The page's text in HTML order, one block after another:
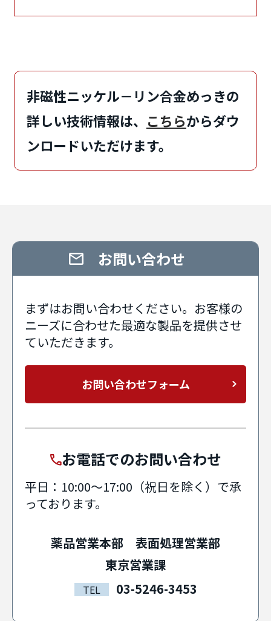
非磁性ニッケル－リン合金めっきの
詳しい技術情報は、 こちらからダウ
ンロードいただけます。
お問い合わせ
まずはお問い合わせください。お客様の
ニーズに合わせた最適な製品を提供させ
ていただきます。
お問い合わせフォーム
お電話でのお問い合わせ
平日：10:00〜17:00（祝日を除く）で承
っております。
薬品営業本部 表面処理営業部
東京営業課
TEL 03-5246-3453